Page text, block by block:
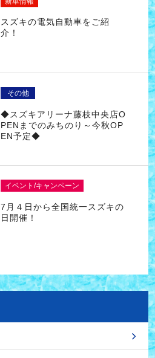
スズキの電気自動車をご紹
介！
その他
◆スズキアリーナ藤枝中央店O
PENまでのみちのり～今秋OP
EN予定◆
イベント/キャンペーン
7月４日から全国統一スズキの
日開催！